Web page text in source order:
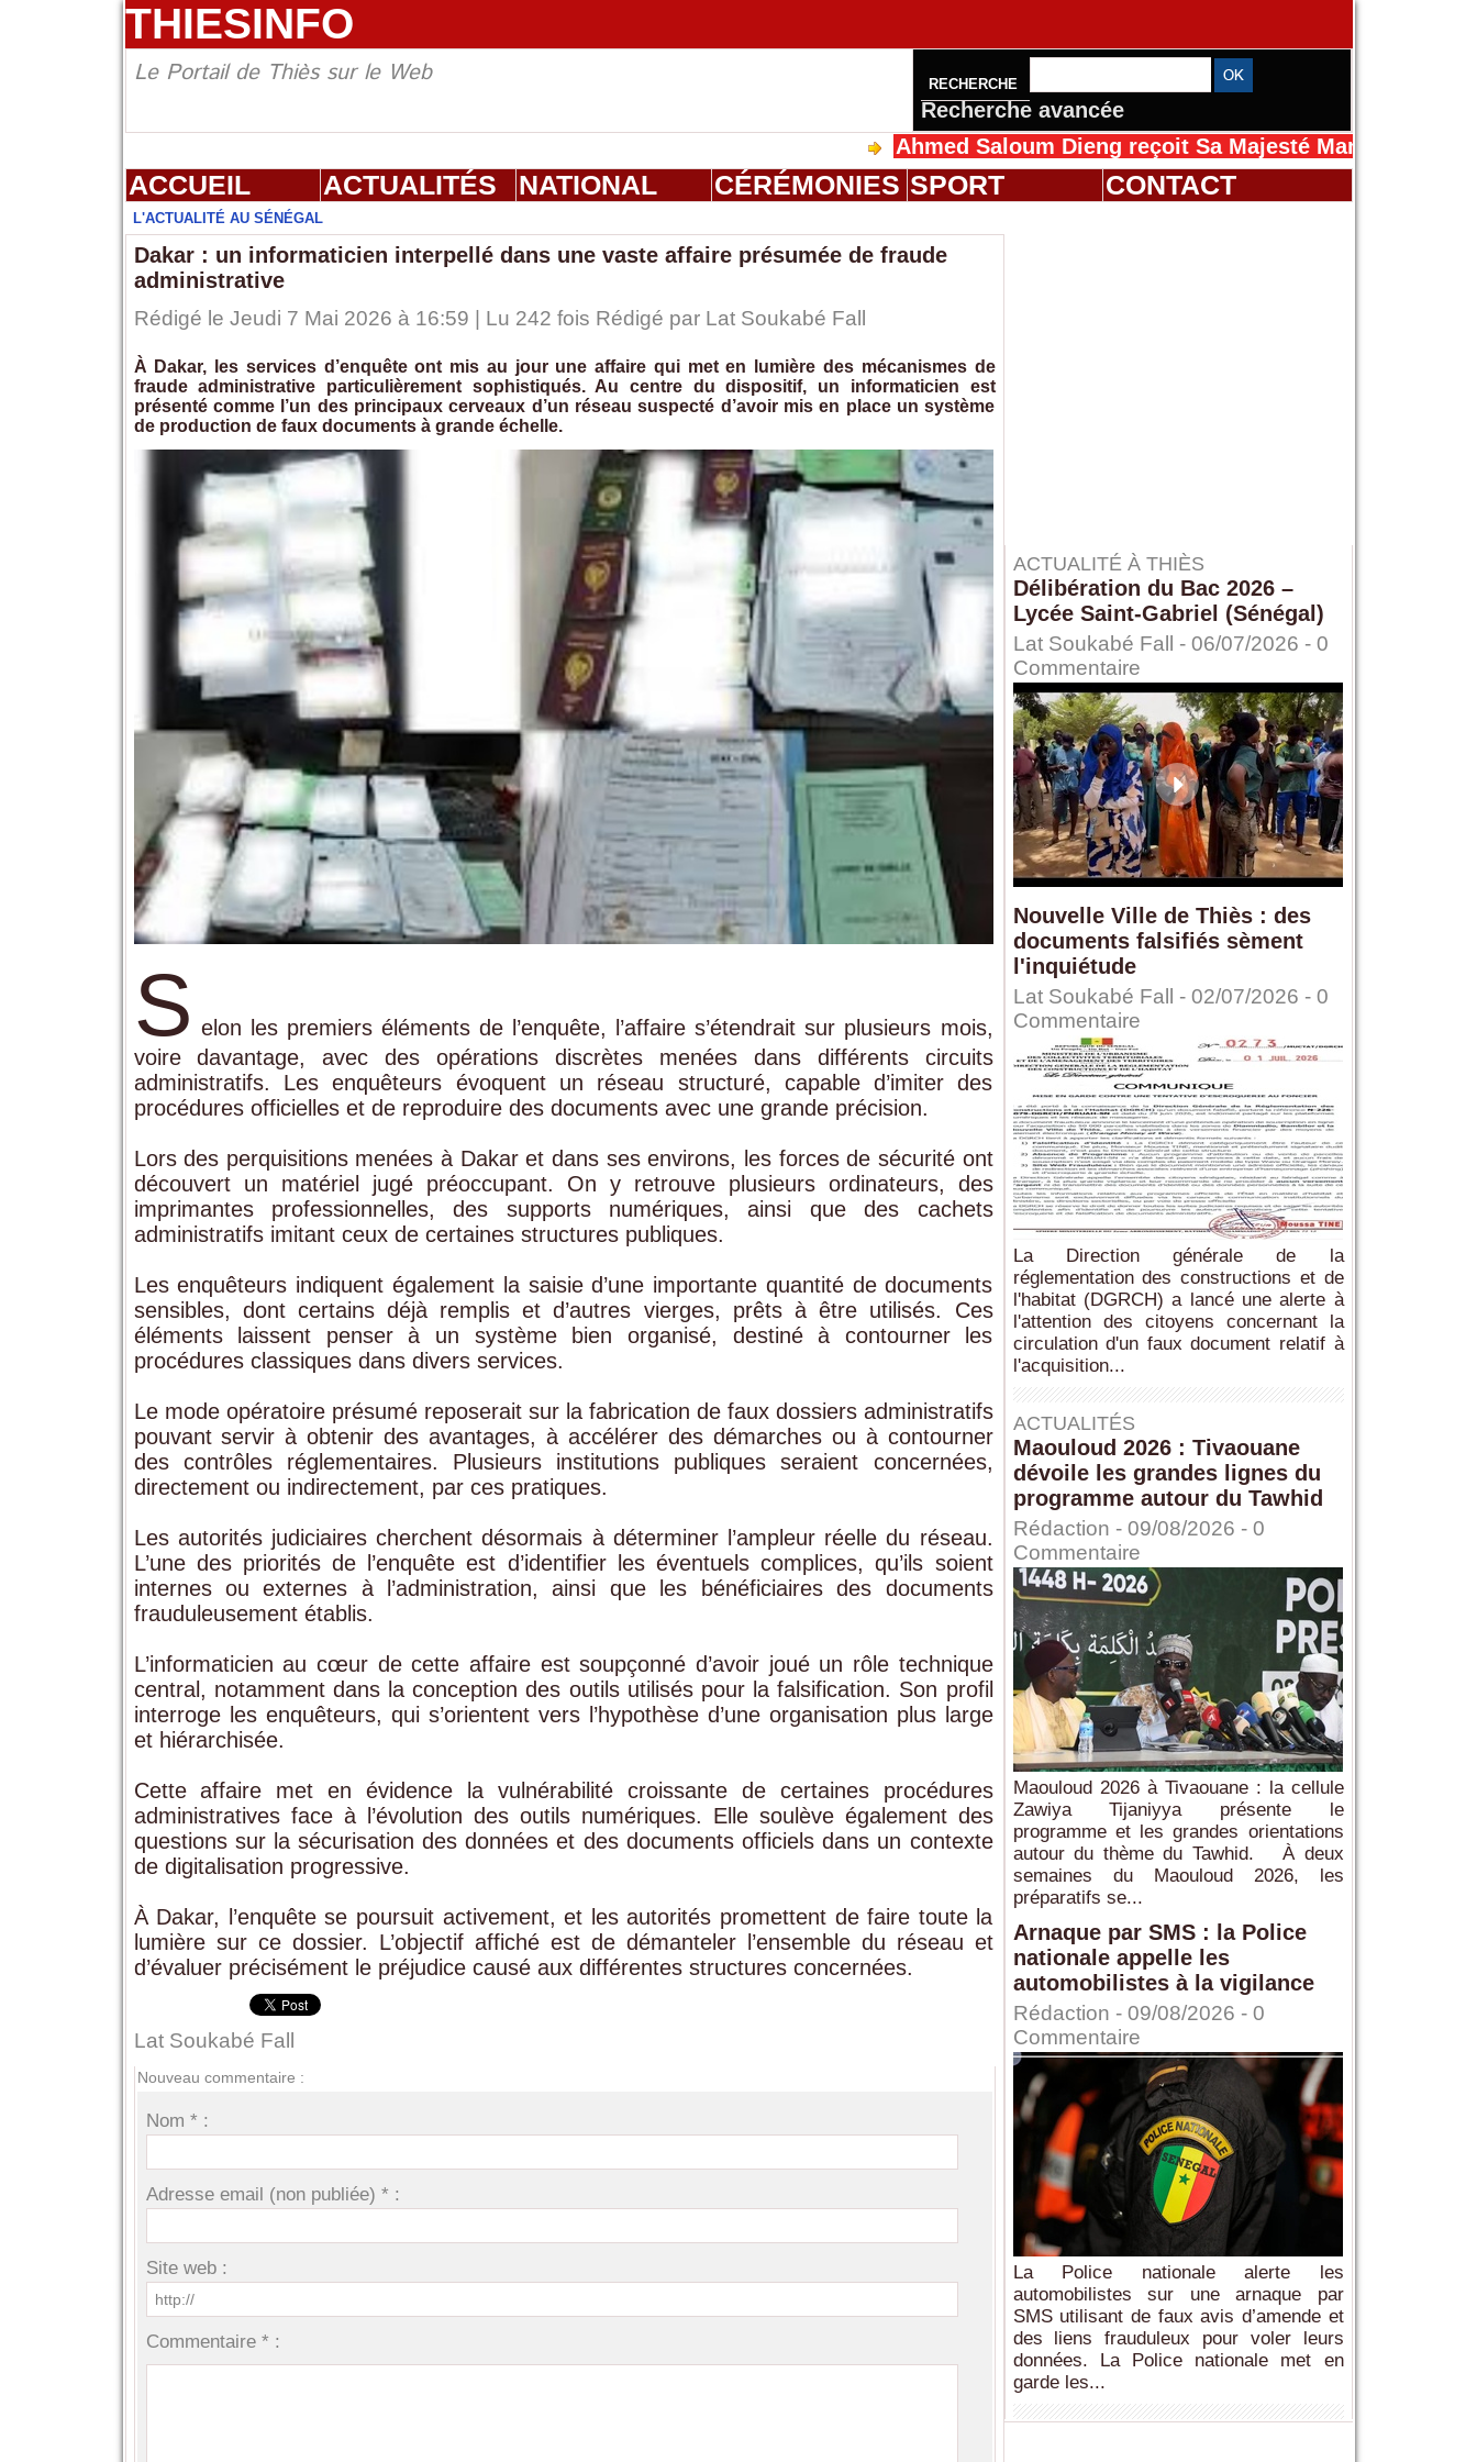
THIESINFO
Le Portail de Thiès sur le Web RECHERCHE
Recherche avancée
Ahmed Saloum Dieng reçoit Sa Majesté Mansah Cissé au
ACCUEIL ACTUALITÉS NATIONAL CÉRÉMONIES SPORT CONTACT
L'ACTUALITÉ AU SÉNÉGAL
Dakar : un informaticien interpellé dans une vaste affaire présumée de fraude
administrative
Rédigé le Jeudi 7 Mai 2026 à 16:59 | Lu 242 fois Rédigé par Lat Soukabé Fall
À Dakar, les services d’enquête ont mis au jour une affaire qui met en lumière des mécanismes de
fraude administrative particulièrement sophistiqués. Au centre du dispositif, un informaticien est
présenté comme l’un des principaux cerveaux d’un réseau suspecté d’avoir mis en place un système
de production de faux documents à grande échelle.
S elon les premiers éléments de l’enquête, l’affaire s’étendrait sur plusieurs mois,
voire davantage, avec des opérations discrètes menées dans différents circuits
administratifs. Les enquêteurs évoquent un réseau structuré, capable d’imiter des
procédures officielles et de reproduire des documents avec une grande précision.
Lors des perquisitions menées à Dakar et dans ses environs, les forces de sécurité ont
découvert un matériel jugé préoccupant. On y retrouve plusieurs ordinateurs, des
imprimantes professionnelles, des supports numériques, ainsi que des cachets
administratifs imitant ceux de certaines structures publiques.
Les enquêteurs indiquent également la saisie d’une importante quantité de documents
sensibles, dont certains déjà remplis et d’autres vierges, prêts à être utilisés. Ces
éléments laissent penser à un système bien organisé, destiné à contourner les
procédures classiques dans divers services.
Le mode opératoire présumé reposerait sur la fabrication de faux dossiers administratifs
pouvant servir à obtenir des avantages, à accélérer des démarches ou à contourner
des contrôles réglementaires. Plusieurs institutions publiques seraient concernées,
directement ou indirectement, par ces pratiques.
Les autorités judiciaires cherchent désormais à déterminer l’ampleur réelle du réseau.
L’une des priorités de l’enquête est d’identifier les éventuels complices, qu’ils soient
internes ou externes à l’administration, ainsi que les bénéficiaires des documents
frauduleusement établis.
L’informaticien au cœur de cette affaire est soupçonné d’avoir joué un rôle technique
central, notamment dans la conception des outils utilisés pour la falsification. Son profil
interroge les enquêteurs, qui s’orientent vers l’hypothèse d’une organisation plus large
et hiérarchisée.
Cette affaire met en évidence la vulnérabilité croissante de certaines procédures
administratives face à l’évolution des outils numériques. Elle soulève également des
questions sur la sécurisation des données et des documents officiels dans un contexte
de digitalisation progressive.
À Dakar, l’enquête se poursuit activement, et les autorités promettent de faire toute la
lumière sur ce dossier. L’objectif affiché est de démanteler l’ensemble du réseau et
d’évaluer précisément le préjudice causé aux différentes structures concernées.
Lat Soukabé Fall
Nouveau commentaire :
Nom * :
Adresse email (non publiée) * :
Site web :
Commentaire * :
ACTUALITÉ À THIÈS
Délibération du Bac 2026 –
Lycée Saint-Gabriel (Sénégal)
Lat Soukabé Fall - 06/07/2026 - 0
Commentaire
Nouvelle Ville de Thiès : des
documents falsifiés sèment
l'inquiétude
Lat Soukabé Fall - 02/07/2026 - 0
Commentaire
La Direction générale de la
réglementation des constructions et de
l'habitat (DGRCH) a lancé une alerte à
l'attention des citoyens concernant la
circulation d'un faux document relatif à
l'acquisition...
ACTUALITÉS
Maouloud 2026 : Tivaouane
dévoile les grandes lignes du
programme autour du Tawhid
Rédaction - 09/08/2026 - 0
Commentaire
Maouloud 2026 à Tivaouane : la cellule
Zawiya Tijaniyya présente le
programme et les grandes orientations
autour du thème du Tawhid. À deux
semaines du Maouloud 2026, les
préparatifs se...
Arnaque par SMS : la Police
nationale appelle les
automobilistes à la vigilance
Rédaction - 09/08/2026 - 0
Commentaire
La Police nationale alerte les
automobilistes sur une arnaque par
SMS utilisant de faux avis d’amende et
des liens frauduleux pour voler leurs
données. La Police nationale met en
garde les...